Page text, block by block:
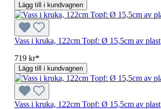
Lägg till i kundvagnen
Vass i kruka, 122cm Topf: Ø 15,5cm av plast
719 kr*
Lägg till i kundvagnen
Vass i kruka, 122cm Topf: Ø 15,5cm av plast